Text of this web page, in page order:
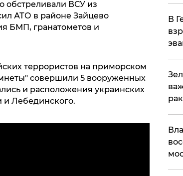
обстреливали ВСУ из
АТО в районе Зайцево
БМП, гранатометов и
террористов на приморском
совершили 5 вооруженных
и расположения украинских
и Лебединского.
В